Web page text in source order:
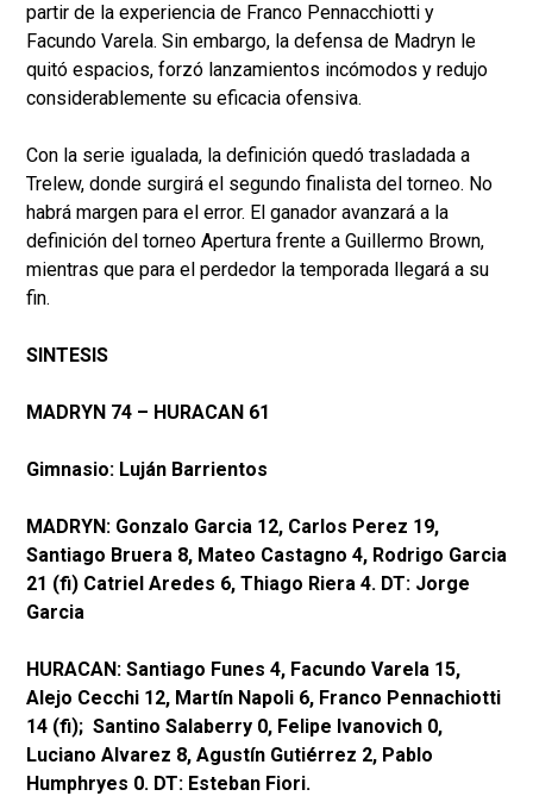
partir de la experiencia de Franco Pennacchiotti y
Facundo Varela. Sin embargo, la defensa de Madryn le
quitó espacios, forzó lanzamientos incómodos y redujo
considerablemente su eficacia ofensiva.
Con la serie igualada, la definición quedó trasladada a
Trelew, donde surgirá el segundo finalista del torneo. No
habrá margen para el error. El ganador avanzará a la
definición del torneo Apertura frente a Guillermo Brown,
mientras que para el perdedor la temporada llegará a su
fin.
SINTESIS
MADRYN 74 – HURACAN 61
Gimnasio: Luján Barrientos
MADRYN: Gonzalo Garcia 12, Carlos Perez 19,
Santiago Bruera 8, Mateo Castagno 4, Rodrigo Garcia
21 (fi) Catriel Aredes 6, Thiago Riera 4. DT: Jorge
Garcia
HURACAN: Santiago Funes 4, Facundo Varela 15,
Alejo Cecchi 12, Martín Napoli 6, Franco Pennachiotti
14 (fi); Santino Salaberry 0, Felipe Ivanovich 0,
Luciano Alvarez 8, Agustín Gutiérrez 2, Pablo
Humphryes 0. DT: Esteban Fiori.